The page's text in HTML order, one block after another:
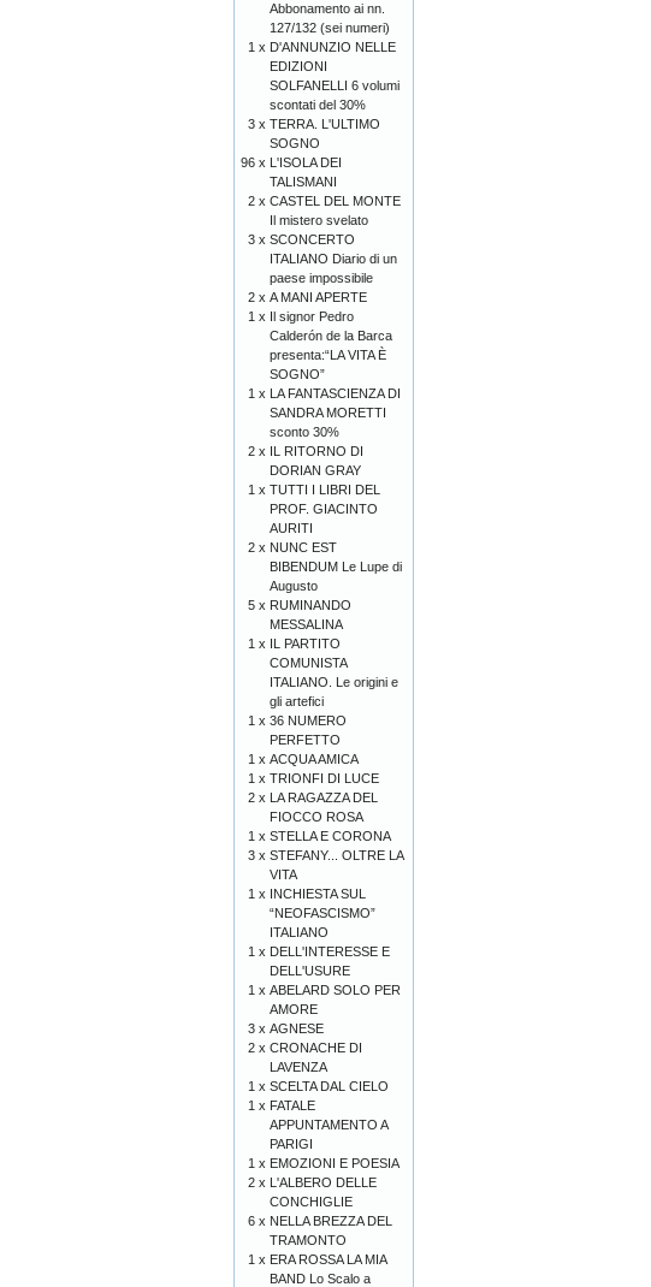
Abbonamento ai nn.
127/132 (sei numeri)
1 x D'ANNUNZIO NELLE
EDIZIONI
SOLFANELLI 6 volumi
scontati del 30%
3 x TERRA. L'ULTIMO
SOGNO
96 x L'ISOLA DEI
TALISMANI
2 x CASTEL DEL MONTE
Il mistero svelato
3 x SCONCERTO
ITALIANO Diario di un
paese impossibile
2 x A MANI APERTE
1 x Il signor Pedro
Calderón de la Barca
presenta:“LA VITA È
SOGNO”
1 x LA FANTASCIENZA DI
SANDRA MORETTI
sconto 30%
2 x IL RITORNO DI
DORIAN GRAY
1 x TUTTI I LIBRI DEL
PROF. GIACINTO
AURITI
2 x NUNC EST
BIBENDUM Le Lupe di
Augusto
5 x RUMINANDO
MESSALINA
1 x IL PARTITO
COMUNISTA
ITALIANO. Le origini e
gli artefici
1 x 36 NUMERO
PERFETTO
1 x ACQUA AMICA
1 x TRIONFI DI LUCE
2 x LA RAGAZZA DEL
FIOCCO ROSA
1 x STELLA E CORONA
3 x STEFANY... OLTRE LA
VITA
1 x INCHIESTA SUL
“NEOFASCISMO”
ITALIANO
1 x DELL'INTERESSE E
DELL'USURE
1 x ABELARD SOLO PER
AMORE
3 x AGNESE
2 x CRONACHE DI
LAVENZA
1 x SCELTA DAL CIELO
1 x FATALE
APPUNTAMENTO A
PARIGI
1 x EMOZIONI E POESIA
2 x L'ALBERO DELLE
CONCHIGLIE
6 x NELLA BREZZA DEL
TRAMONTO
1 x ERA ROSSA LA MIA
BAND Lo Scalo a